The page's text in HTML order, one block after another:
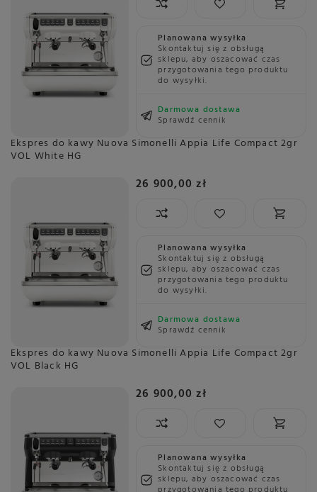
Planowana wysyłka
Skontaktuj się z obsługą
sklepu, aby oszacować czas
przygotowania tego produktu
do wysyłki.
Darmowa dostawa
Sprawdź cennik
Ekspres do kawy Nuova Simonelli Appia Life Compact 2gr
VOL White HG
26 900,00 zł
Planowana wysyłka
Skontaktuj się z obsługą
sklepu, aby oszacować czas
przygotowania tego produktu
do wysyłki.
Darmowa dostawa
Sprawdź cennik
Ekspres do kawy Nuova Simonelli Appia Life Compact 2gr
VOL Black HG
26 900,00 zł
Planowana wysyłka
Skontaktuj się z obsługą
sklepu, aby oszacować czas